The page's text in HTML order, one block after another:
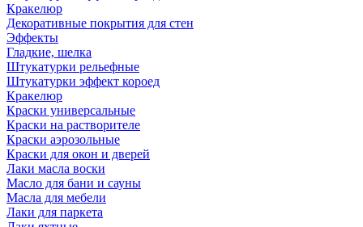
Кракелюр
Декоративные покрытия для стен
Эффекты
Гладкие, шелка
Штукатурки рельефные
Штукатурки эффект короед
Кракелюр
Краски универсальные
Краски на растворителе
Краски аэрозольные
Краски для окон и дверей
Лаки масла воски
Масло для бани и сауны
Масла для мебели
Лаки для паркета